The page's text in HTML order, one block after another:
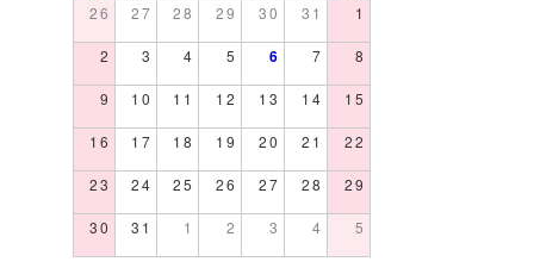
26 27 28 29 30 31 1
2 3 4 5 6 7 8
9 10 11 12 13 14 15
16 17 18 19 20 21 22
23 24 25 26 27 28 29
30 31 1 2 3 4 5